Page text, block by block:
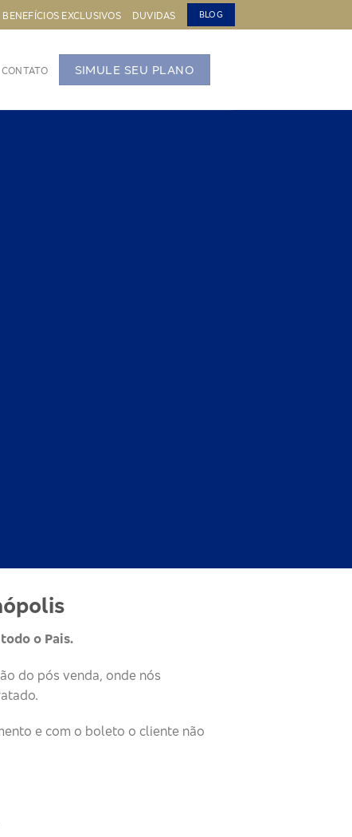
BENEFÍCIOS EXCLUSIVOS DUVIDAS BLOG
CONTATO SIMULE SEU PLANO
o Pais.
do pós venda, onde nós
e com o boleto o cliente não